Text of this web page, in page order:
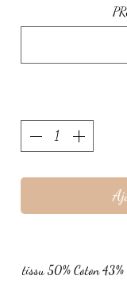
tissu 50% Coton 43%